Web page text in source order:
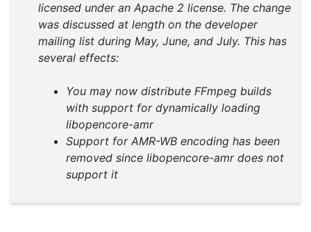
July 24, 2009
FFmpeg has removed support for libamr as of
svn revision 19365. It has been replaced with
support for libopencore-amr. Naturally the
configure options have changed. The libamr
options have been removed and there are two
new options to take their place:
–enable-libopencore-amrnb